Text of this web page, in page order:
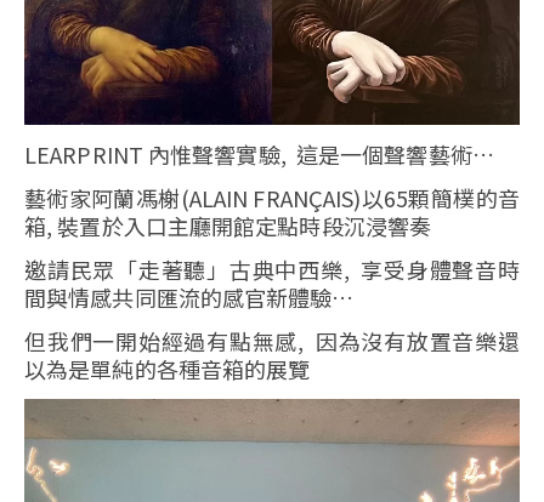
LEARPRINT 內惟聲響實驗, 這是一個聲響藝術…
藝術家阿蘭馮榭(ALAIN FRANÇAIS)以65顆簡樸的音
箱, 裝置於入口主廳開館定點時段沉浸響奏
邀請民眾「走著聽」古典中西樂, 享受身體聲音時
間與情感共同匯流的感官新體驗…
但我們一開始經過有點無感, 因為沒有放置音樂還
以為是單純的各種音箱的展覽